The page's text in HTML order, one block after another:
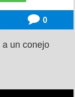
0
un conejo